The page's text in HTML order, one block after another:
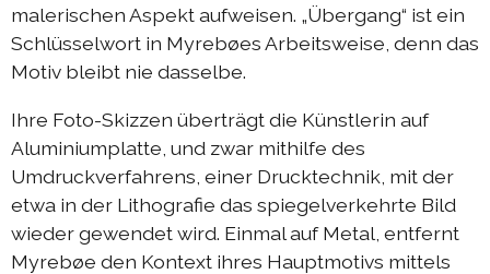
Austausch Berlin-Die 2019
Sommerprogramm 2019
Austausch Die-Berlin 2018
Sommerprogramm 2018
komplizen & links
malerischen Aspekt aufweisen. „Übergang“ ist ein
Schlüsselwort in Myrebøes Arbeitsweise, denn das
Motiv bleibt nie dasselbe.
Ihre Foto-Skizzen überträgt die Künstlerin auf
Aluminiumplatte, und zwar mithilfe des
Umdruckverfahrens, einer Drucktechnik, mit der
etwa in der Lithografie das spiegelverkehrte Bild
wieder gewendet wird. Einmal auf Metal, entfernt
Myrebøe den Kontext ihres Hauptmotivs mittels